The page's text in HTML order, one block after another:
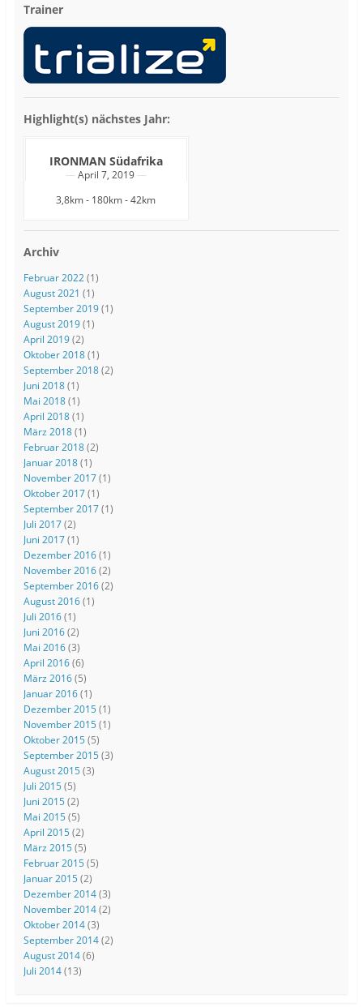
Trainer
Highlight(s) nächstes Jahr:
IRONMAN Südafrika
April 7, 2019
3,8km - 180km - 42km
Archiv
Februar 2022(1)
August 2021 (1)
September 2019(1)
August 2019(1)
April 2019(2)
Oktober 2018(1)
September 2018(2)
Juni 2018(1)
Mai 2018(1)
April 2018(1)
März 2018(1)
Februar 2018(2)
Januar 2018(1)
November 2017(1)
Oktober 2017(1)
September 2017(1)
Juli 2017(2)
Juni 2017(1)
Dezember 2016(1)
November 2016(2)
September 2016(2)
August 2016(1)
Juli 2016(1)
Juni 2016(2)
Mai 2016(3)
April 2016(6)
März 2016(5)
Januar 2016(1)
Dezember 2015(1)
November 2015(1)
Oktober 2015(5)
September 2015(3)
August 2015(3)
Juli 2015(5)
Juni 2015(2)
Mai 2015(5)
April 2015(2)
März 2015(5)
Februar 2015(5)
Januar 2015(2)
Dezember 2014(3)
November 2014(2)
Oktober 2014(3)
September 2014(2)
August 2014(6)
Juli 2014(13)